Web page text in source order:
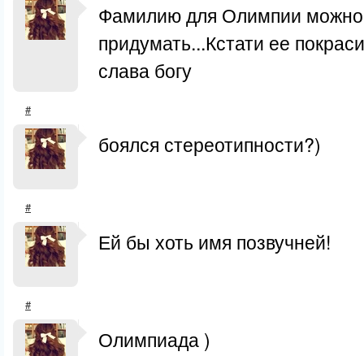
Фамилию для Олимпии
придумать...Кстати ее
слава богу
#
боялся стереотипности?)
#
Ей бы хоть имя позвучней!
#
Олимпиада )